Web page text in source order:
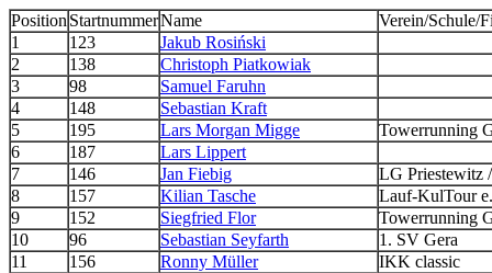
Position StartnummerName
Verein/Schule/
1
123
Jakub Rosiński
2
138
Christoph Piatkowiak
3
98
Samuel Faruhn
4
148
Sebastian Kraft
5
195 Lars Morgan Migge
Towerrunning
6
187
Lars Lippert
7
146 Jan Fiebig
LG Priestewitz
8
157 Kilian Tasche
Lauf-KulTour
9
152 Siegfried Flor
Towerrunning
10
96 Sebastian Seyfarth
1. SV Gera
11
156 Ronny Müller
IKK classic